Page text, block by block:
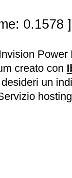
creato con
un